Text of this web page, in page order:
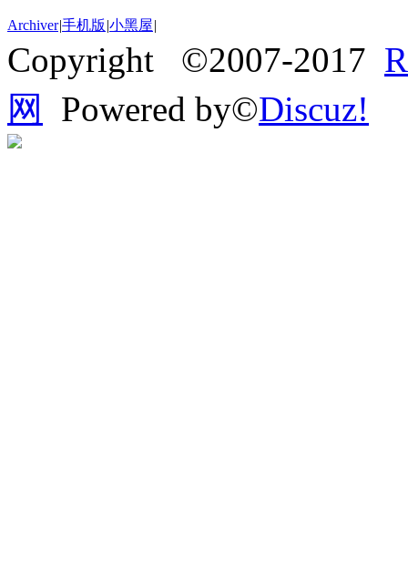
Archiver|手机版 |小黑屋|
Copyright ©2007-2017
网
Powered by©Discuz!